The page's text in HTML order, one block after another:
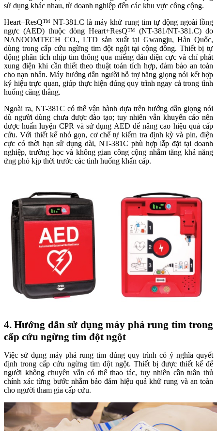
sử dụng khác nhau, từ doanh nghiệp đến các khu vực công cộng.
Heart+ResQ™ NT-381.C là máy khử rung tim tự động ngoài lồng
ngực (AED) thuộc dòng Heart+ResQ™ (NT-381/NT-381.C) do
NANOOMTECH CO., LTD sản xuất tại Gwangju, Hàn Quốc,
dùng trong cấp cứu ngừng tim đột ngột tại cộng đồng. Thiết bị tự
động phân tích nhịp tim thông qua miếng dán điện cực và chỉ phát
xung điện khi cần thiết theo thuật toán tích hợp, đảm bảo an toàn
cho nạn nhân. Máy hướng dẫn người hỗ trợ bằng giọng nói kết hợp
ký hiệu trực quan, giúp thực hiện đúng quy trình ngay cả trong tình
huống căng thẳng.
Ngoài ra, NT-381C có thể vận hành dựa trên hướng dẫn giọng nói
dù người dùng chưa được đào tạo; tuy nhiên vẫn khuyến cáo nên
được huấn luyện CPR và sử dụng AED để nâng cao hiệu quả cấp
cứu. Với thiết kế nhỏ gọn, cơ chế tự kiểm tra định kỳ và pin, điện
cực có thời hạn sử dụng dài, NT-381C phù hợp lắp đặt tại doanh
nghiệp, trường học và không gian công cộng nhằm tăng khả năng
ứng phó kịp thời trước các tình huống khẩn cấp.
4. Hướng dẫn sử dụng máy phá rung tim trong
cấp cứu ngừng tim đột ngột
Việc sử dụng máy phá rung tim đúng quy trình có ý nghĩa quyết
định trong cấp cứu ngừng tim đột ngột. Thiết bị được thiết kế để
người không chuyên vẫn có thể thao tác, tuy nhiên cần tuân thủ
chính xác từng bước nhằm bảo đảm hiệu quả khử rung và an toàn
cho người tham gia cấp cứu.